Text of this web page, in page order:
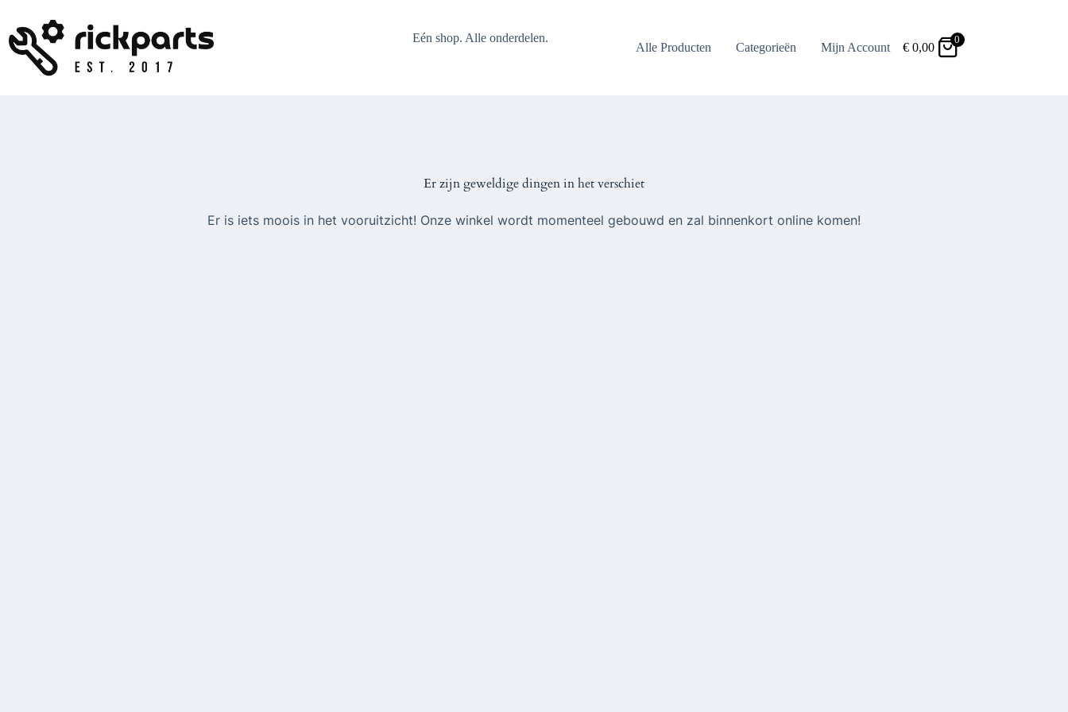
de
inhoud
Eén shop. Alle onderdelen.
Alle Producten Categorieën Mijn Account €0,00
0
Er zijn geweldige dingen in het verschiet
Er is iets moois in het vooruitzicht! Onze winkel wordt momenteel gebouwd en zal binnenkort online komen!